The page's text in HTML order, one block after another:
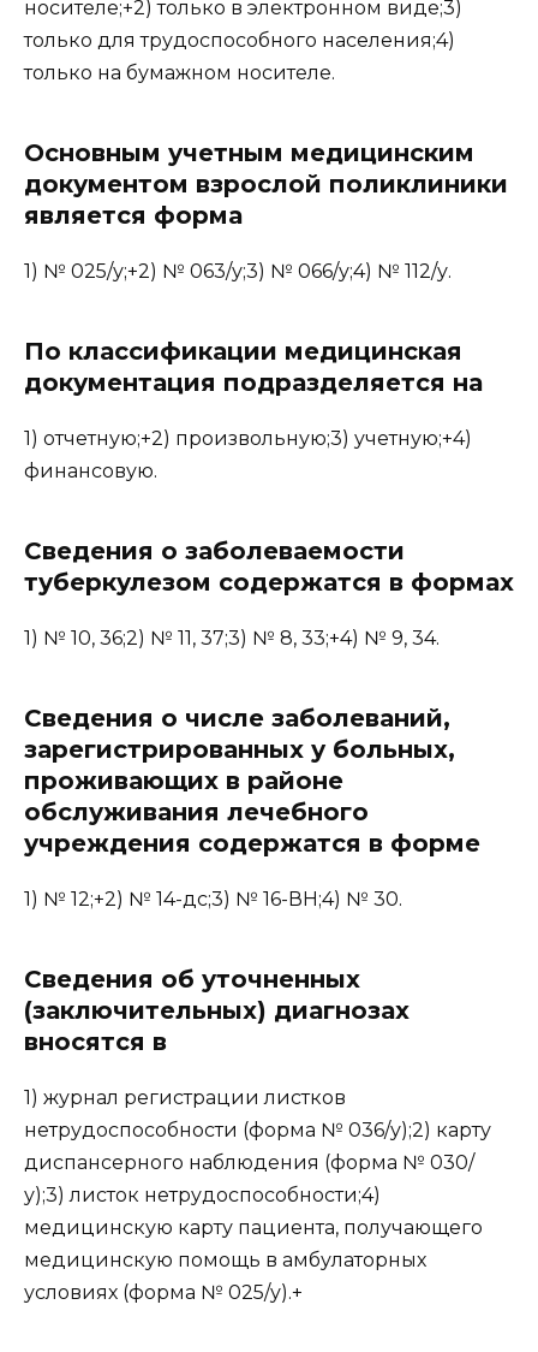
носителе;+2) только в электронном виде;3)
только для трудоспособного населения;4)
только на бумажном носителе.
Основным учетным медицинским
документом взрослой поликлиники
является форма
1) № 025/у;+2) № 063/у;3) № 066/у;4) № 112/у.
По классификации медицинская
документация подразделяется на
1) отчетную;+2) произвольную;3) учетную;+4)
финансовую.
Сведения о заболеваемости
туберкулезом содержатся в формах
1) № 10, 36;2) № 11, 37;3) № 8, 33;+4) № 9, 34.
Сведения о числе заболеваний,
зарегистрированных у больных,
проживающих в районе
обслуживания лечебного
учреждения содержатся в форме
1) № 12;+2) № 14-дс;3) № 16-ВН;4) № 30.
Сведения об уточненных
(заключительных) диагнозах
вносятся в
1) журнал регистрации листков
нетрудоспособности (форма № 036/у);2) карту
диспансерного наблюдения (форма № 030/
у);3) листок нетрудоспособности;4)
медицинскую карту пациента, получающего
медицинскую помощь в амбулаторных
условиях (форма № 025/у).+